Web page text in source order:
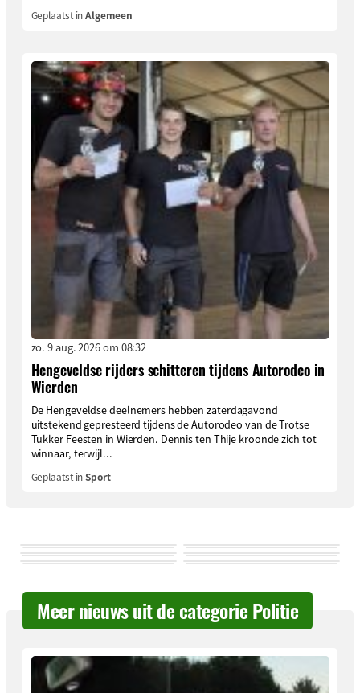
Geplaatst inAlgemeen
zo. 9 aug. 2026 om 08:32
Hengeveldse rijders schitteren tijdens Autorodeo in
Wierden
De Hengeveldse deelnemers hebben zaterdagavond
uitstekend gepresteerd tijdens de Autorodeo van de Trotse
Tukker Feesten in Wierden. Dennis ten Thije kroonde zich tot
winnaar, terwijl...
Geplaatst inSport
Meer nieuws uit de categorie Politie